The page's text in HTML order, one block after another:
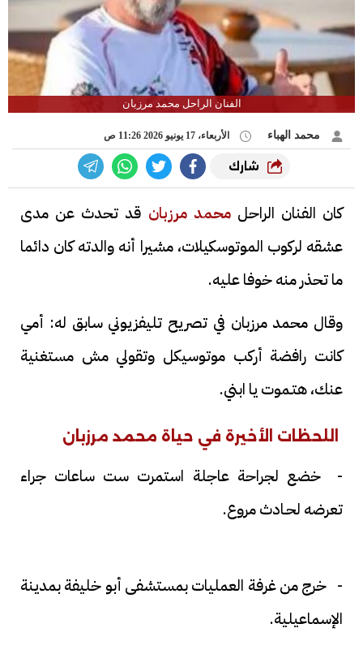
الفنان الراحل محمد مرزبان
محمد الهباء الأربعاء، 17 يونيو 2026 11:26 ص
شارك
كان الفنان الراحلمحمد مرزبان قد تحدث عن مدى
عشقه لركوب الموتوسكيلات، مشيرا أنه والدته كان دائما
ما تحذر منه خوفا عليه.
وقال محمد مرزبان في تصريح تليفزيوني سابق له: أمي
كانت رافضة أركب موتوسيكل وتقولي مش مستغنية
عنك، هتـموت يا ابني.
اللحظات الأخيرة في حياة محمد مرزبان
- خضع لجراحة عاجلة استمرت ست ساعات جراء
تعرضه لحـادث مروع.
- خرج من غرفة العمليات بمستشفى أبو خليفة بمدينة
الإسماعيلية.